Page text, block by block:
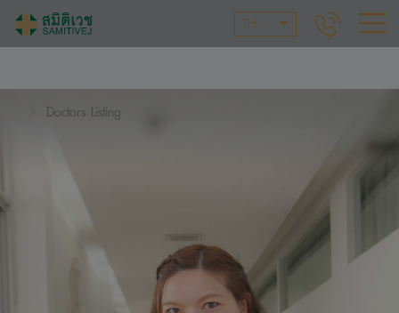
TH
Doctors Listing